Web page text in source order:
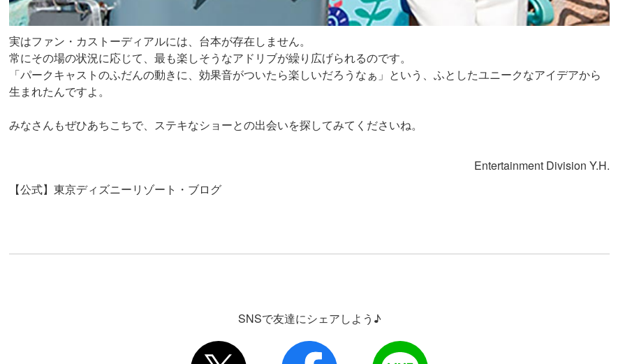
実はファン・カストーディアルには、台本が存在しません。
常にその場の状況に応じて、最も楽しそうなアドリブが繰り広げられるのです。
「パークキャストのふだんの動きに、効果音がついたら楽しいだろうなぁ」という、ふとしたユニークなアイデアから
生まれたんですよ。
みなさんもぜひあちこちで、ステキなショーとの出会いを探してみてくださいね。
Entertainment Division Y.H.
【公式】東京ディズニーリゾート・ブログ
SNSで友達にシェアしよう♪